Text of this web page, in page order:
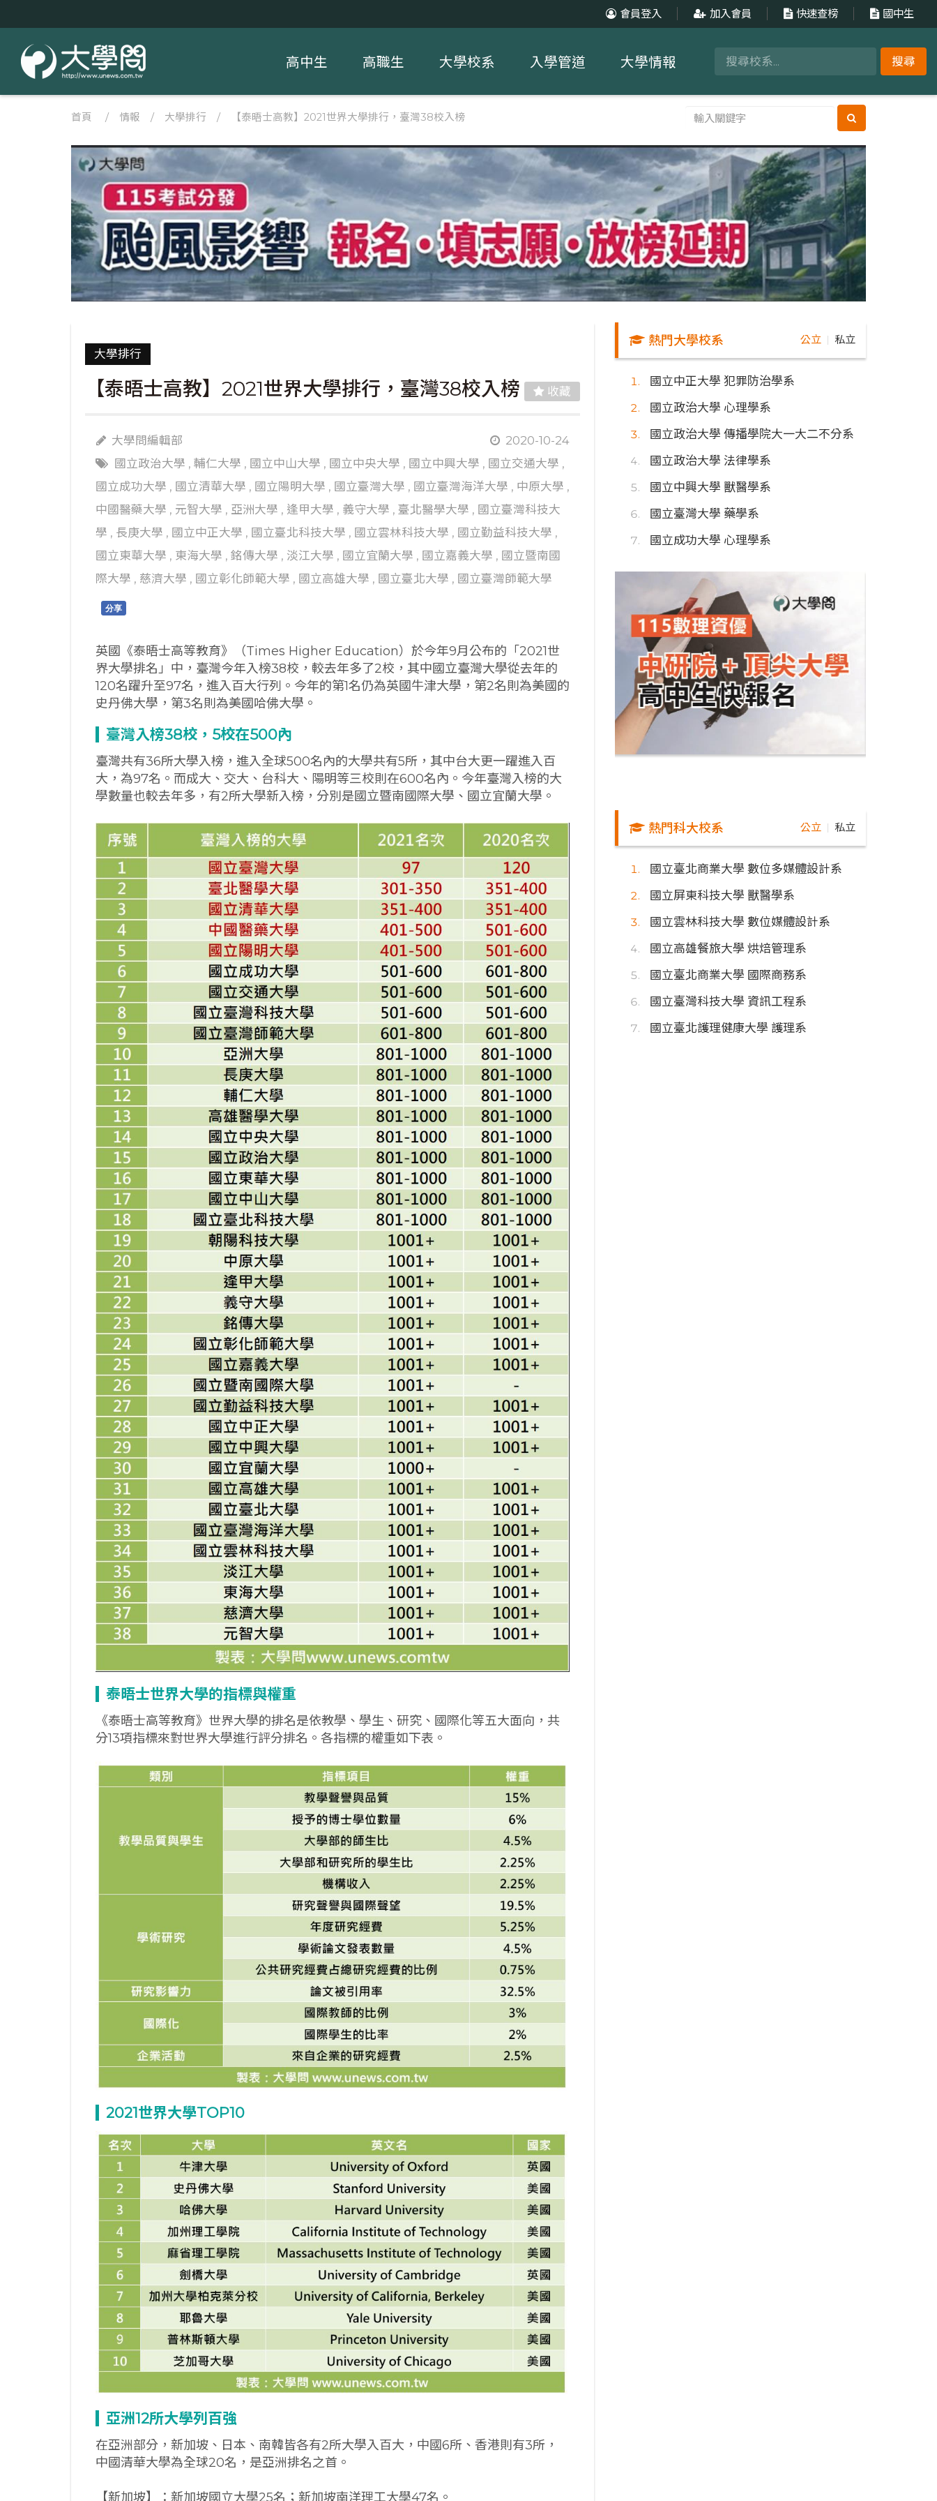
會員登入 加入會員 快速查榜 國中生
搜尋
高中生 高職生 大學校系 入學管道 大學情報
首頁 / 情報 / 大學排行 / 【泰晤士高教】2021世界大學排行，臺灣38校入榜
大學排行
【泰晤士高教】2021世界大學排行，臺灣38校入榜 收藏
大學問編輯部
2020-10-24
國立政治大學 , 輔仁大學 , 國立中山大學 , 國立中央大學 , 國立中興大學 , 國立交通大學 ,
國立成功大學 , 國立清華大學 , 國立陽明大學 , 國立臺灣大學 , 國立臺灣海洋大學 , 中原大學 ,
中國醫藥大學 , 元智大學 , 亞洲大學 , 逢甲大學 , 義守大學 , 臺北醫學大學 , 國立臺灣科技大
學 , 長庚大學 , 國立中正大學 , 國立臺北科技大學 , 國立雲林科技大學 , 國立勤益科技大學 ,
國立東華大學 , 東海大學 , 銘傳大學 , 淡江大學 , 國立宜蘭大學 , 國立嘉義大學 , 國立暨南國
際大學 , 慈濟大學 , 國立彰化師範大學 , 國立高雄大學 , 國立臺北大學 , 國立臺灣師範大學
分享
英國《泰晤士高等教育》（Times Higher Education）於今年9月公布的「2021世
界大學排名」中，臺灣今年入榜38校，較去年多了2校，其中國立臺灣大學從去年的
120名躍升至97名，進入百大行列。今年的第1名仍為英國牛津大學，第2名則為美國的
史丹佛大學，第3名則為美國哈佛大學。
臺灣入榜38校，5校在500內
臺灣共有36所大學入榜，進入全球500名內的大學共有5所，其中台大更一躍進入百
大，為97名。而成大、交大、台科大、陽明等三校則在600名內。今年臺灣入榜的大
學數量也較去年多，有2所大學新入榜，分別是國立暨南國際大學、國立宜蘭大學。
泰晤士世界大學的指標與權重
《泰晤士高等教育》世界大學的排名是依教學、學生、研究、國際化等五大面向，共
分13項指標來對世界大學進行評分排名。各指標的權重如下表。
2021世界大學TOP10
亞洲12所大學列百強
在亞洲部分，新加坡、日本、南韓皆各有2所大學入百大，中國6所、香港則有3所，
中國清華大學為全球20名，是亞洲排名之首。
【新加坡】：新加坡國立大學25名；新加坡南洋理工大學47名。
熱門大學校系 公立 私立
國立中正大學 犯罪防治學系
國立政治大學 心理學系
國立政治大學 傳播學院大一大二不分系
國立政治大學 法律學系
國立中興大學 獸醫學系
國立臺灣大學 藥學系
國立成功大學 心理學系
熱門科大校系 公立 私立
國立臺北商業大學 數位多媒體設計系
國立屏東科技大學 獸醫學系
國立雲林科技大學 數位媒體設計系
國立高雄餐旅大學 烘焙管理系
國立臺北商業大學 國際商務系
國立臺灣科技大學 資訊工程系
國立臺北護理健康大學 護理系